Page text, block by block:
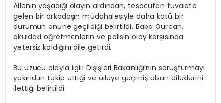
Ailenin yaşadığı olayın ardından, tesadüfen tuvalete
gelen bir arkadaşın müdahalesiyle daha kötü bir
durumun önüne geçildiği belirtildi. Baba Gürcan,
okuldaki öğretmenlerin ve polisin olay karşısında
yetersiz kaldığını dile getirdi.
Bu üzücü olayla ilgili Dışişleri Bakanlığı’nın soruşturmayı
yakından takip ettiği ve aileye geçmiş olsun dileklerini
ilettiği belirtildi.